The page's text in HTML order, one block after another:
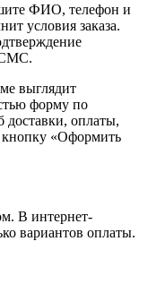
ФИО, телефон и
условия заказа.
СМС.
выглядит
форму по
доставки, оплаты,
«Оформить
В интернет-
вариантов оплаты.